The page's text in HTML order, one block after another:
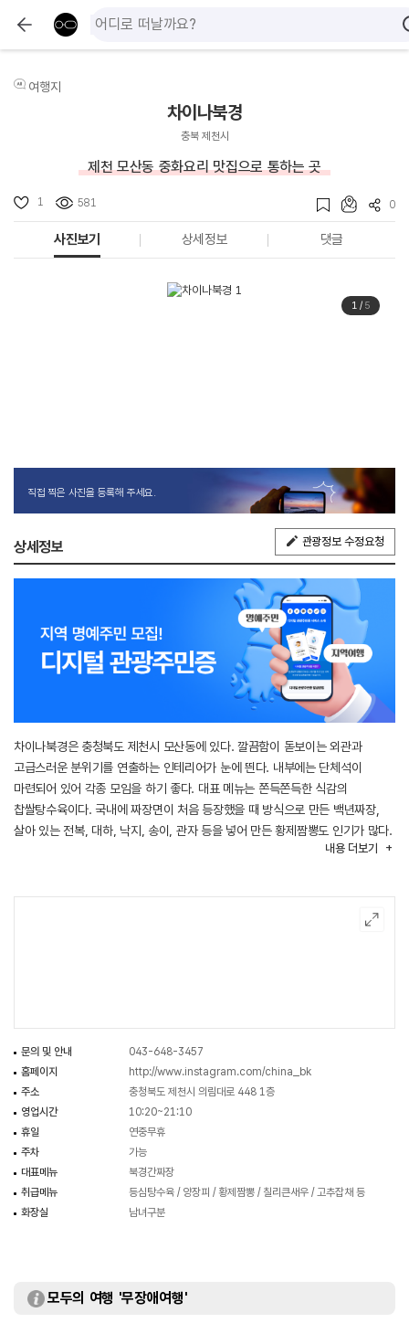
여행지
차이나북경
충북 제천시
제천 모산동 중화요리 맛집으로 통하는 곳
1 581 0
사진보기 상세정보 댓글
1/ 5
직접 찍은 사진을 등록해 주세요.
상세정보 관광정보 수정요청
차이나북경은 충청북도 제천시 모산동에 있다. 깔끔함이 돋보이는 외관과
고급스러운 분위기를 연출하는 인테리어가 눈에 띈다. 내부에는 단체석이
마련되어 있어 각종 모임을 하기 좋다. 대표 메뉴는 쫀득쫀득한 식감의
찹쌀탕수육이다. 국내에 짜장면이 처음 등장했을 때 방식으로 만든 백년짜장,
살아 있는 전복, 대하, 낙지, 송이, 관자 등을 넣어 만든 황제짬뽕도 인기가 많다.
이 밖에 전가복, 칠리중새우, 깐풍기, 양장피 등도 맛볼 수 있다. 제천 IC에서
내용 더보기
문의 및 안내
043-648-3457
홈페이지
http://www.instagram.com/china_bk
주소
충청북도 제천시 의림대로 448 1층
영업시간
10:20~21:10
휴일
연중무휴
주차
가능
대표메뉴
북경간짜장
취급메뉴
등심탕수육 / 양장피 / 황제짬뽕 / 칠리큰새우 / 고추잡채 등
화장실
남녀구분
모두의 여행 '무장애여행'